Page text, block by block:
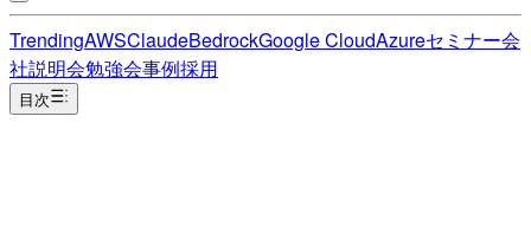
TrendingAWSClaudeBedrockGoogle CloudAzureセミナー会
社説明会勉強会事例採用
目次